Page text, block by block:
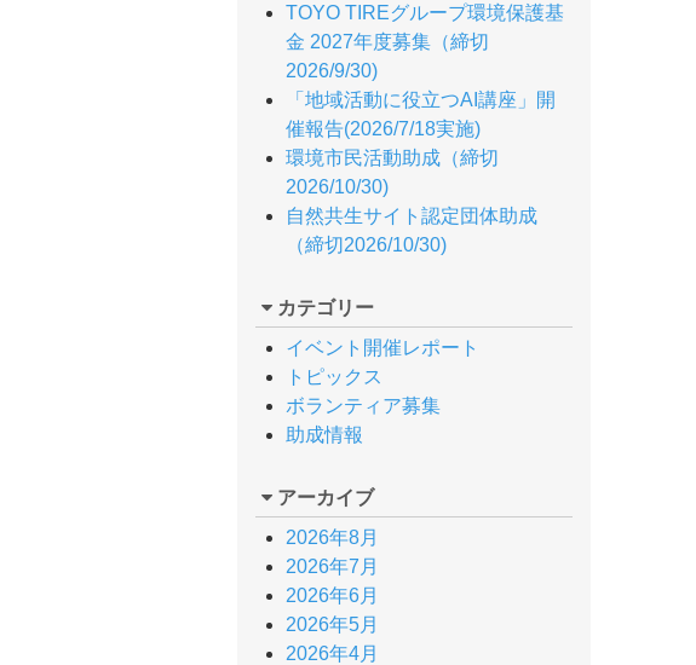
TOYO TIREグループ環境保護基
金 2027年度募集（締切
2026/9/30)
「地域活動に役立つAI講座」開
催報告(2026/7/18実施)
環境市民活動助成（締切
2026/10/30)
自然共生サイト認定団体助成
（締切2026/10/30)
カテゴリー
イベント開催レポート
トピックス
ボランティア募集
助成情報
アーカイブ
2026年8月
2026年7月
2026年6月
2026年5月
2026年4月